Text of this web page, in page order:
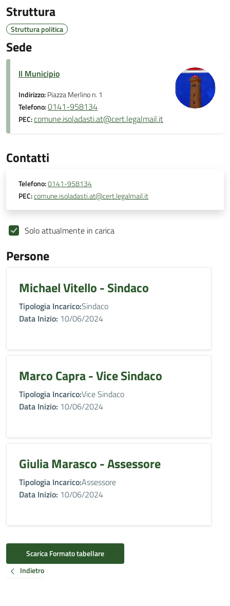
Struttura
Struttura politica
Sede
Il Municipio
Indirizzo:Piazza Merlino n. 1
Telefono:0141-958134
PEC:comune.isoladasti.at@cert.legalmail.it
Contatti
Telefono:0141-958134
PEC:comune.isoladasti.at@cert.legalmail.it
Solo attualmente in carica
Persone
Michael Vitello - Sindaco
Tipologia Incarico:Sindaco
Data Inizio: 10/06/2024
Marco Capra - Vice Sindaco
Tipologia Incarico:Vice Sindaco
Data Inizio: 10/06/2024
Giulia Marasco - Assessore
Tipologia Incarico:Assessore
Data Inizio: 10/06/2024
Scarica Formato tabellare
Indietro